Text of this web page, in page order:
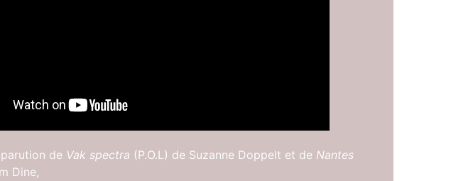
de Vak spectra (P.O.L) de Suzanne Doppelt et de Nantes
Dine,